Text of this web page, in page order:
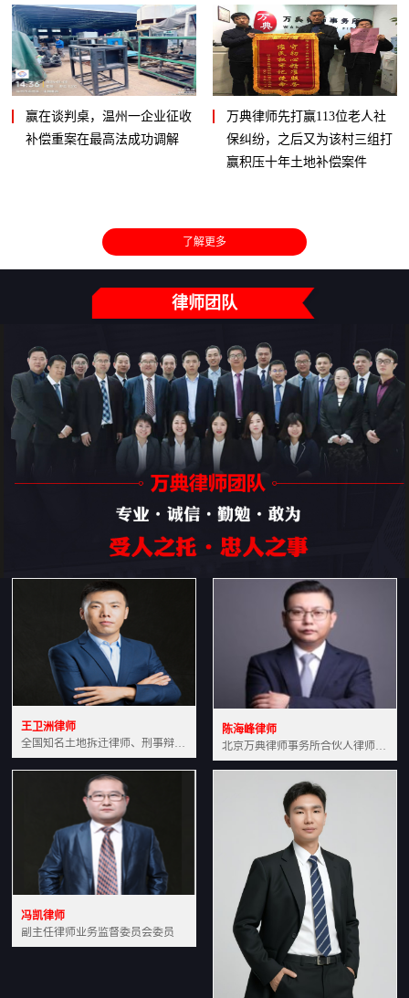
赢在谈判桌，温州一企业征收
补偿重案在最高法成功调解
万典律师先打赢113位老人社
保纠纷，之后又为该村三组打
赢积压十年土地补偿案件
了解更多
律师团队
王卫洲律师
全国知名土地拆迁律师、刑事辩护律师北京万典律师事务所主任中国法学会会员北京市行政法研究会理事
陈海峰律师
北京万典律师事务所合伙人律师土地房产专业资深律师
冯凯律师
副主任律师业务监督委员会委员